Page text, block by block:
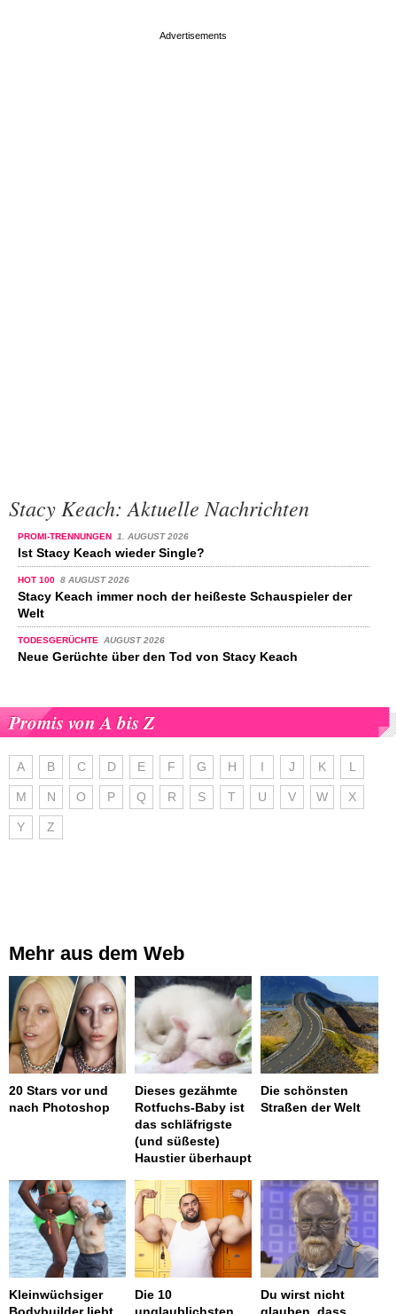
Stacy Keach: Aktuelle Nachrichten
PROMI-TRENNUNGEN 1. AUGUST 2026
Ist Stacy Keach wieder Single?
HOT 100 8 AUGUST 2026
Stacy Keach immer noch der heißeste Schauspieler der
Welt
TODESGERÜCHTE AUGUST 2026
Neue Gerüchte über den Tod von Stacy Keach
Promis von A bis Z
A B C D E F G H I J K L
M N O P Q R S T U V W X
Y Z
Mehr aus dem Web
20 Stars vor und
nach Photoshop
Dieses gezähmte
Rotfuchs-Baby ist
das schläfrigste
(und süßeste)
Haustier überhaupt
Die schönsten
Straßen der Welt
Kleinwüchsiger
Die 10
Du wirst nicht